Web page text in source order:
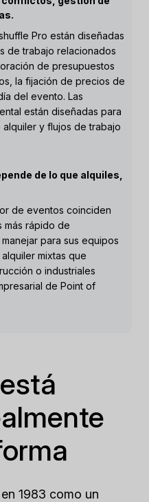
Pro están diseñadas
de trabajo relacionados
de presupuestos
la fijación de precios de
del evento. Las
están diseñadas para
y flujos de trabajo
de lo que alquiles,
de eventos coinciden
más rápido de
para sus equipos
mixtas que
o industriales
de Point of
1983 como un